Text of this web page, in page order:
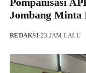
Jombang Minta
REDAKSI·23 JAM LALU